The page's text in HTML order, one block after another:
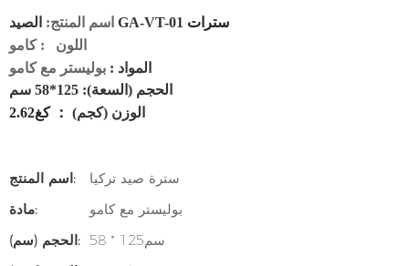
اسم المنتج: الصيد GA-VT-01 سترات
اللون
: كامو
المواد : بوليستر مع كامو
الحجم (السعة): 125*58 سم
الوزن (كجم) ：كغ2.62
اسم المنتج:
سترة صيد تركيا
مادة:
بوليستر مع كامو
الحجم (سم):
سم125 * 58